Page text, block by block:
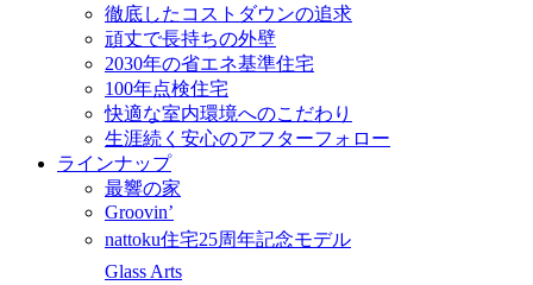
徹底したコストダウンの追求
頑丈で長持ちの外壁
2030年の省エネ基準住宅
100年点検住宅
快適な室内環境へのこだわり
生涯続く安心のアフターフォロー
ラインナップ
最響の家
Groovin’
nattoku住宅25周年記念モデル
Glass Arts